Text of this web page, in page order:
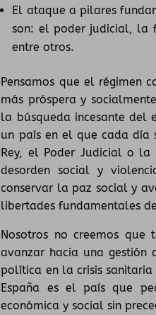
El ataque a pilares
son: el poder judicial, la
entre otros.
Pensamos que el régimen
más próspera y
la búsqueda incesante del
un país en el que cada día
Rey, el Poder Judicial o
desorden social y
conservar la paz social y
libertades fundamentales
Nosotros no creemos
avanzar hacia una gestión
política en la crisis sanitaria
España es el país que
económica y social sin